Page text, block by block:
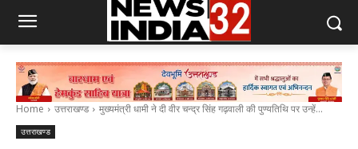
Home उत्तराखण्ड मुख्यमंत्री धामी ने दी वीर चन्द्र सिंह गढ़वाली की पुण्यतिथि पर उन्हें...
उत्तराखण्ड